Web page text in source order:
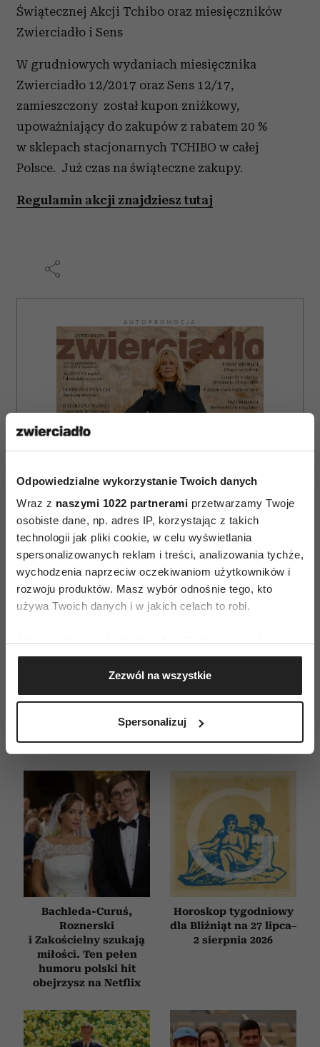
Odpowiedzialne wykorzystanie Twoich danych
Wraz z naszymi 1022 partnerami przetwarzamy Twoje
osobiste dane, np. adres IP, korzystając z takich
technologii jak pliki cookie, w celu wyświetlania
spersonalizowanych reklam i treści, analizowania tychże,
wychodzenia naprzeciw oczekiwaniom użytkowników i
rozwoju produktów. Masz wybór odnośnie tego, kto
używa Twoich danych i w jakich celach to robi.
Gromadzić dane dotyczące Twojej lokalizacji
geograficznej z dokładnością nawet do kilku metrów
Identyfikować Twoje urządzenie, aktywnie
(fingerprinting, czyli wirtualny odcisk palca)
sekcji szczegółów . W Deklaracji plików cookie możesz
zmienić lub wycofać swoją zgodę w dowolnej chwili.
Wykorzystujemy pliki cookie do spersonalizowania treści
i reklam, aby oferować funkcje społecznościowe i
analizować ruch w naszej witrynie. Informacje o tym, jak
korzystasz z naszej witryny, udostępniamy partnerom
Partnerzy mogą połączyć te informacje z innymi danymi
otrzymanymi od Ciebie lub uzyskanymi podczas
korzystania z ich usług.
Zezwól na wszystkie
Spersonalizuj
Świątecznej Akcji Tchibo oraz miesięczników
Zwierciadło i Sens
W grudniowych wydaniach miesięcznika
Zwierciadło 12/2017 oraz Sens 12/17,
zamieszczony został kupon zniżkowy,
upoważniający do zakupów z rabatem 20 %
w sklepach stacjonarnych TCHIBO w całej
Polsce. Już czas na świąteczne zakupy.
Regulamin akcji znajdziesz tutaj
AUTOPROMOCJA
ZAMÓW
Bachleda-Curuś,
Roznerski
i Zakościelny szukają
miłości. Ten pełen
humoru polski hit
obejrzysz na Netflix
Horoskop tygodniowy
dla Bliźniąt na 27 lipca–
2 sierpnia 2026